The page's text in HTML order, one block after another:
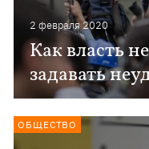
2 февраля 2020
Как власть
задавать
ОБЩЕСТВО